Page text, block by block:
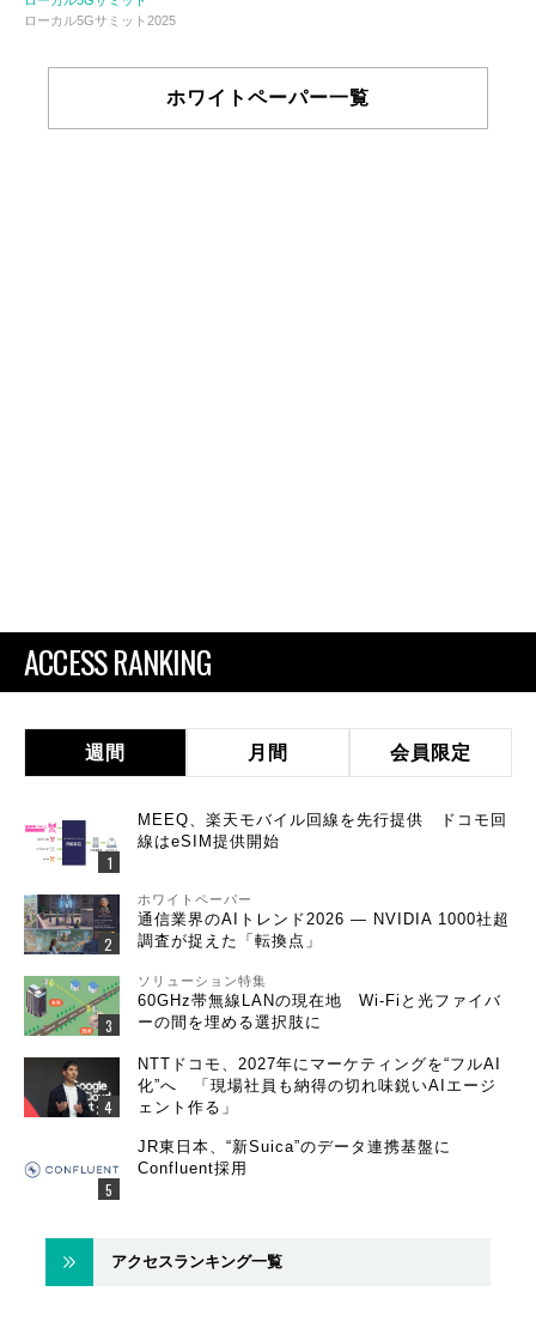
ローカル5Gサミット2025
ホワイトペーパー一覧
ACCESS RANKING
週間 月間 会員限定
MEEQ、楽天モバイル回線を先行提供 ドコモ回
線はeSIM提供開始
ホワイトペーパー
通信業界のAIトレンド2026 ― NVIDIA 1000社超
調査が捉えた「転換点」
ソリューション特集
60GHz帯無線LANの現在地 Wi-Fiと光ファイバ
ーの間を埋める選択肢に
NTTドコモ、2027年にマーケティングを“フルAI
化”へ 「現場社員も納得の切れ味鋭いAIエージ
ェント作る」
JR東日本、“新Suica”のデータ連携基盤に
Confluent採用
アクセスランキング一覧